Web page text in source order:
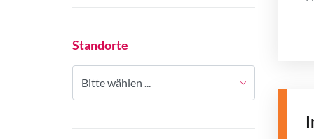
Standorte
Bitte wählen ...